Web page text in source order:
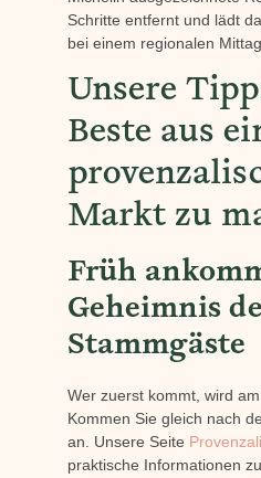
Schritte entfernt und lädt
bei einem regionalen
Unsere
Beste aus
Markt zu
Früh
Geheimnis
Stammgäste
Wer zuerst kommt, wird
Kommen Sie gleich nach
an. Unsere Seite
praktische Informationen